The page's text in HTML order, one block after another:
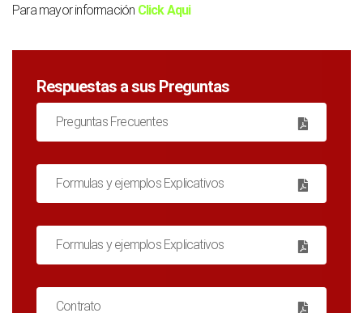
Para mayor información Click Aqui
Respuestas a sus Preguntas
Preguntas Frecuentes
Formulas y ejemplos Explicativos
Formulas y ejemplos Explicativos
Contrato